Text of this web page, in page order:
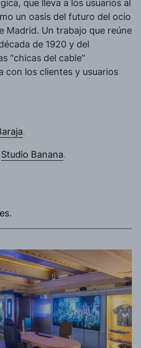
que lleva a los usuarios al
un oasis del futuro del ocio
Madrid. Un trabajo que reúne
de 1920 y del
“chicas del cable”
con los clientes y usuarios
.
Studio Banana.